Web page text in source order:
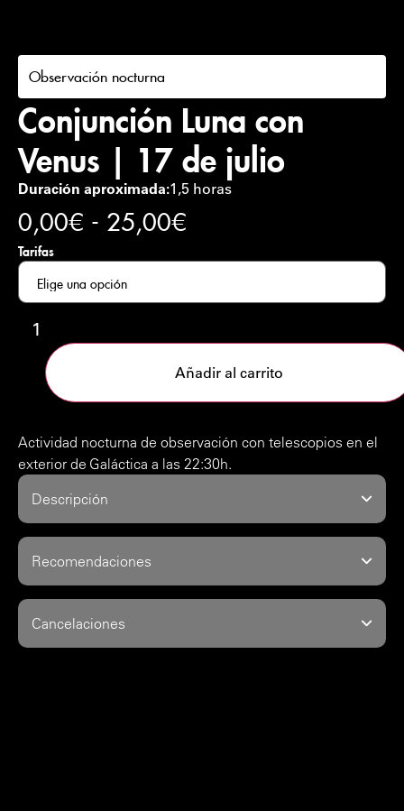
Observación nocturna
Conjunción Luna con
Venus | 17 de julio
Duración aproximada:1,5 horas
0,00€ 25,00€
Tarifas
Añadir al carrito
Actividad nocturna de observación con telescopios en el
exterior de Galáctica a las 22:30h.
Descripción
Recomendaciones
Cancelaciones